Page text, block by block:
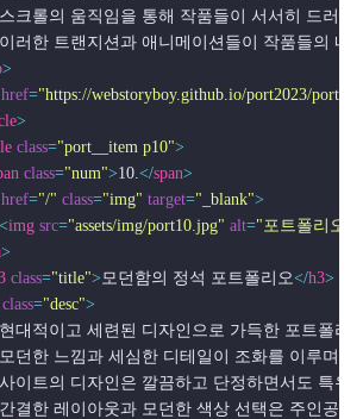
스크롤의 움직임을 통해 작품들이 서서히
이러한 트랜지션과 애니메이션들이 작품들의
>
href="https://webstoryboy.github.io/port2023/
>
class="port__item p10">
class="num">10.</span>
href="/" class="img" target="_blank">
<img src="assets/img/port10.jpg" alt="포트폴리오"
>
class="title">모던함의 정석 포트폴리오</h3>
class="desc">
현대적이고 세련된 디자인으로 가득한 포트폴
모던한 느낌과 세심한 디테일이 조화를 이
사이트의 디자인은 깔끔하고 단정하면서도
간결한 레이아웃과 모던한 색상 선택은 주